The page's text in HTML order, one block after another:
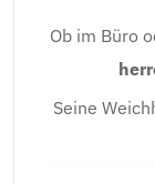
Ob im Büro
Seine